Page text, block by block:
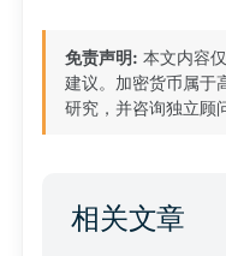
免责声明: 本文内容
建议。加密货币属于
研究，并咨询独立顾
相关文章